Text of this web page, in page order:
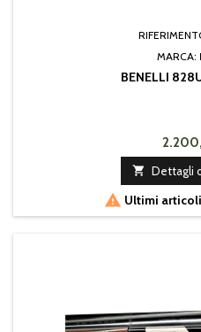
MARCA:
BENELLI
 Dettagli
 Ultimi